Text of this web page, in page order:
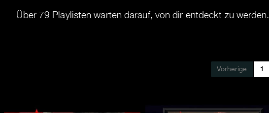
Über 79 Playlisten warten darauf, von dir entdeckt zu werden.
Vorherige 1